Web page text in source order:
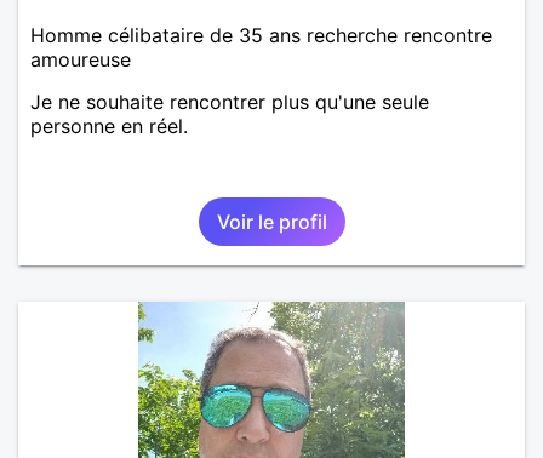
Homme célibataire de 35 ans recherche rencontre
amoureuse
Je ne souhaite rencontrer plus qu'une seule
personne en réel.
Voir le profil